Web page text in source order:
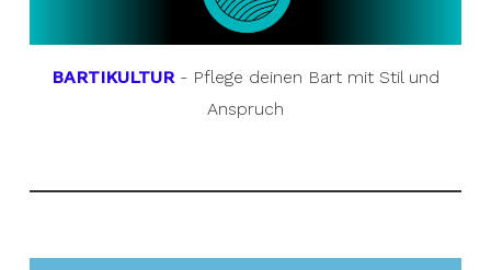
BARTIKULTUR- Pflege deinen Bart mit Stil und
Anspruch